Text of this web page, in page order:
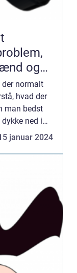
og
der normalt
hvad der
man bedst
ned i
til alle,
januar 2024